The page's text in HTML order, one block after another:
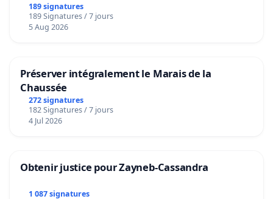
189 signatures
189 Signatures / 7 jours
5 Aug 2026
Préserver intégralement le Marais de la
Chaussée
272 signatures
182 Signatures / 7 jours
4 Jul 2026
Obtenir justice pour Zayneb-Cassandra
1 087 signatures